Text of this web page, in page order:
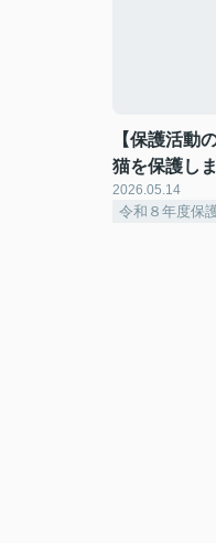
【保護活動
猫を保護しま
2026.05.14
令和８年度保